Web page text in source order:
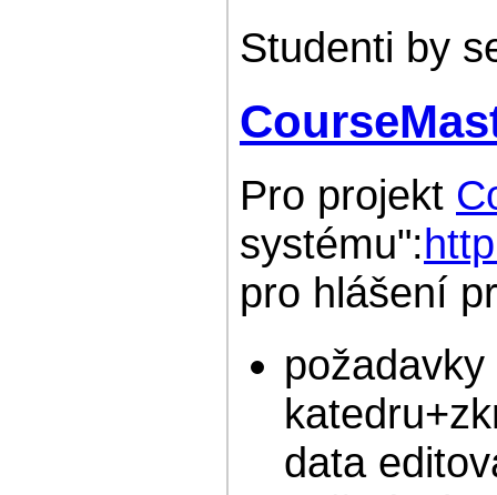
Studenti by
Pro projekt
systému":
pro hlášení
data